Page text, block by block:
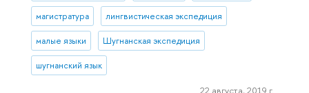
магистратура лингвистическая экспедиция
малые языки Шугнанская экспедиция
шугнанский язык